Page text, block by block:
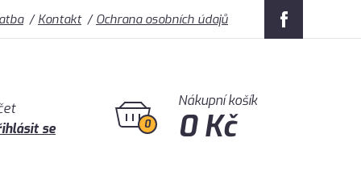
Kontakt Ochrana osobních údajů
se
0
Nákupní košík
0 Kč